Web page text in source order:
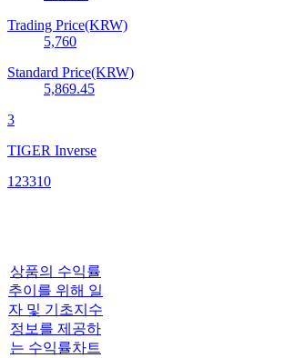
Trading Price(KRW)
5,760
Standard Price(KRW)
5,869.45
3
TIGER Inverse
123310
상품의 수익률
추이를 위해 일
자 및 기초지수
정보를 제공하
는 수익률차트